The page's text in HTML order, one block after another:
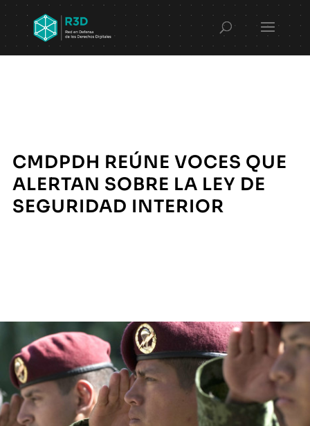
CMDPDH REÚNE VOCES QUE
ALERTAN SOBRE LA LEY DE
SEGURIDAD INTERIOR